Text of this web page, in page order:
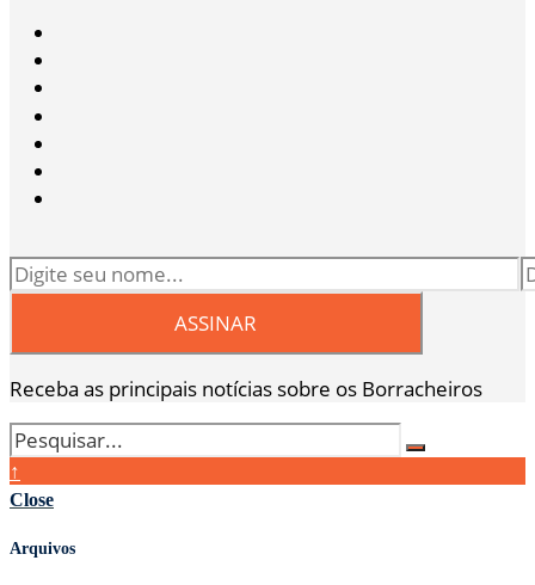
Receba as principais notícias sobre os Borracheiros
↑
Close
Arquivos